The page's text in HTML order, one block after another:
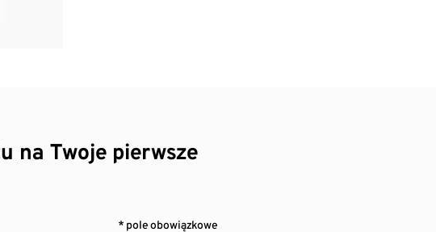
na Twoje pierwsze
* pole obowiązkowe